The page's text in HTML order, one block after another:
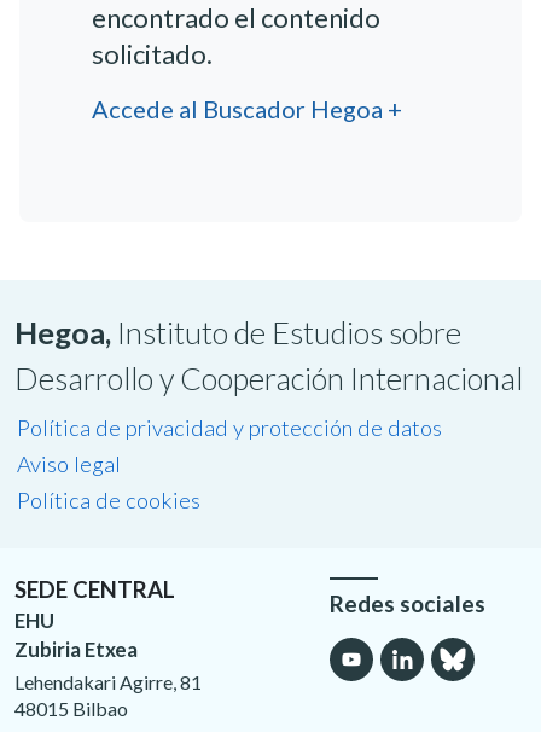
encontrado el contenido
solicitado.
Accede al Buscador Hegoa +
Hegoa, Instituto de Estudios sobre
Desarrollo y Cooperación Internacional
Política de privacidad y protección de datos
Aviso legal
Política de cookies
SEDE CENTRAL
EHU
Zubiria Etxea
Lehendakari Agirre, 81
48015 Bilbao
Redes sociales